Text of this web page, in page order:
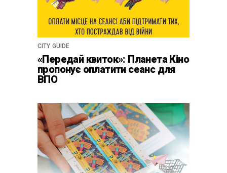
CITY GUIDE
«Передай квиток»: Планета Кіно
пропонує оплатити сеанс для
ВПО